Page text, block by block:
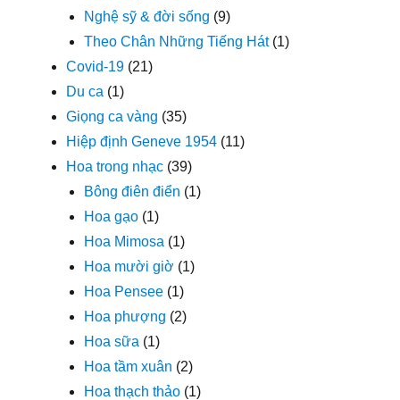
Nghệ sỹ & đời sống (9)
Theo Chân Những Tiếng Hát(1)
Covid-19 (21)
Du ca (1)
Giọng ca vàng (35)
Hiệp định Geneve 1954 (11)
Hoa trong nhạc (39)
Bông điên điển (1)
Hoa gạo (1)
Hoa Mimosa (1)
Hoa mười giờ (1)
Hoa Pensee (1)
Hoa phượng (2)
Hoa sữa (1)
Hoa tầm xuân (2)
Hoa thạch thảo (1)